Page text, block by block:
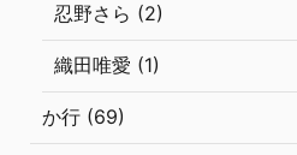
忍野さら (2)
織田唯愛 (1)
か行 (69)